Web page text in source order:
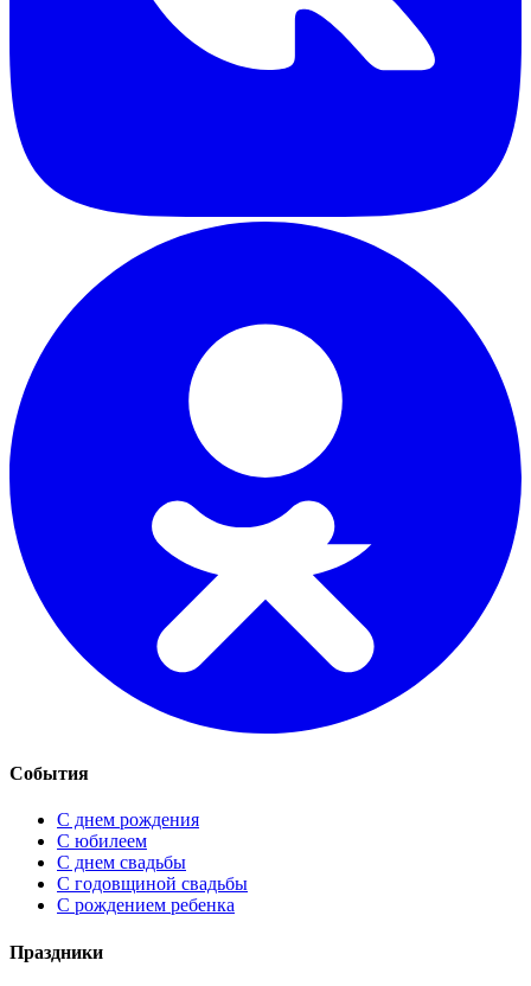
События
С днем рождения
С юбилеем
С днем свадьбы
С годовщиной свадьбы
С рождением ребенка
Праздники